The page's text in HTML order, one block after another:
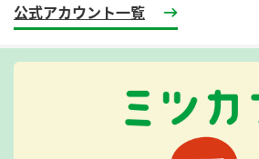
公式アカウント一覧